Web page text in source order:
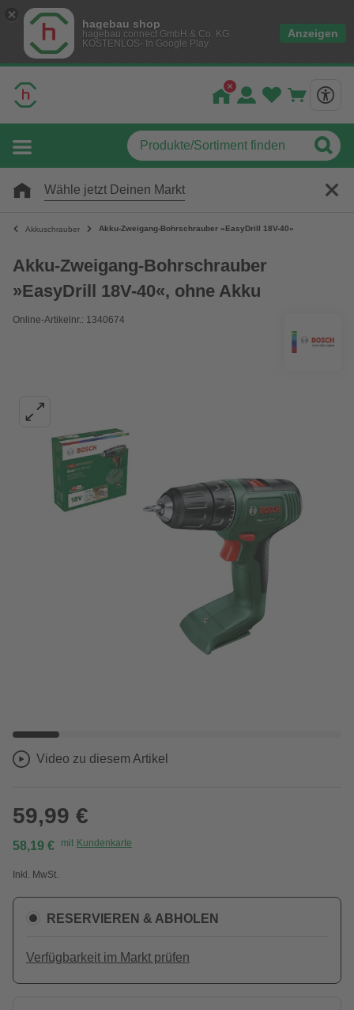
hagebau shop
hagebau connect GmbH & Co. KG
KOSTENLOS- In Google Play
Anzeigen
Wähle jetzt Deinen Markt
Akkuschrauber Akku-Zweigang-Bohrschrauber »EasyDrill 18V-40«
Akku-Zweigang-Bohrschrauber
»EasyDrill 18V-40«, ohne Akku
Online-Artikelnr.: 1340674
Video zu diesem Artikel
59,99 €
58,19 € mit Kundenkarte
Inkl. MwSt.
RESERVIEREN & ABHOLEN
Verfügbarkeit im Markt prüfen